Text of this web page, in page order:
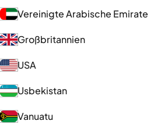
Vereinigte Arabische Emirate
Großbritannien
USA
Usbekistan
Vanuatu